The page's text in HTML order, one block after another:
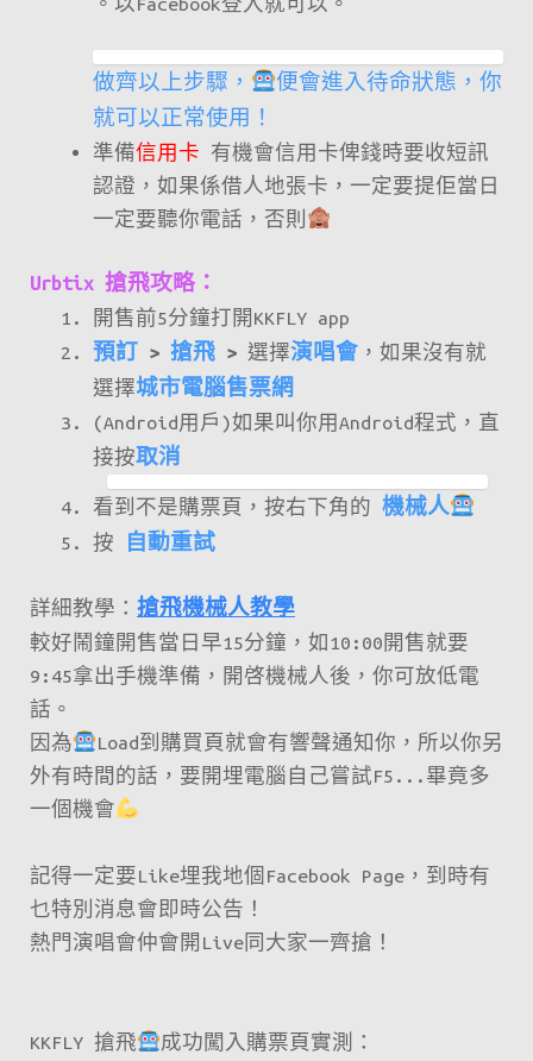
做齊以上步驟，
便會進入待命狀態，你
就可以正常使用！
準備信用卡 有機會信用卡俾錢時要收短訊
認證，如果係借人地張卡，一定要提佢當日
一定要聽你電話，否則
Urbtix 搶飛攻略：
開售前5分鐘打開KKFLY app
預訂 > 搶飛 > 選擇演唱會，如果沒有就
選擇城市電腦售票網
(Android用戶)如果叫你用Android程式，直
接按取消
看到不是購票頁，按右下角的 機械人
按
自動重試
詳細教學： 搶飛機械人教學
較好鬧鐘開售當日早15分鐘，如10:00開售就要
9:45拿出手機準備，開啓機械人後，你可放低電
話。
因為
Load到購買頁就會有響聲通知你，所以你另
外有時間的話，要開埋電腦自己嘗試F5...畢竟多
一個機會
記得一定要Like埋我地個Facebook Page，到時有
乜特別消息會即時公告！
熱門演唱會仲會開Live同大家一齊搶！
KKFLY 搶飛
成功闖入購票頁實測：